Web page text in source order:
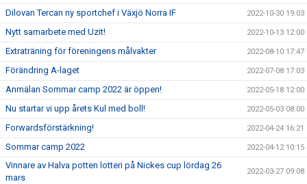
Dilovan Tercan ny sportchef i Växjö Norra IF 2022-10-30 19:03
Nytt samarbete med Uzit! 2022-10-13 12:00
Extraträning för föreningens målvakter 2022-08-10 17:47
Förändring A-laget 2022-07-08 17:03
Anmälan Sommar camp 2022 är öppen! 2022-05-18 12:00
Nu startar vi upp årets Kul med boll! 2022-05-03 08:00
Forwardsförstärkning! 2022-04-24 16:21
Sommar camp 2022 2022-04-12 10:15
Vinnare av Halva potten lotteri på Nickes cup lördag 26
mars
2022-03-27 09:08